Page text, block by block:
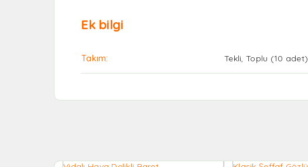
Ek bilgi
Takım Tekli, Toplu (10 adet)